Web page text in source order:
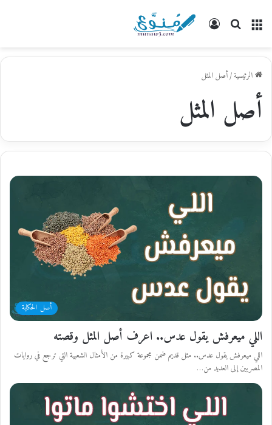
القائمة
بحث
تسجيل
الرئيسية/أصل المثل
أصل المثل
أصل الحكاية
اللي ميعرفش يقول عدس.. اعرف أصل المثل وقصته
اللي ميعرفش يقول عدس.. مثل قديم ضمن مجموعة كبيرة من الأمثال الشعبية التي ترجع في روايات
المصريين إلى العديد من…